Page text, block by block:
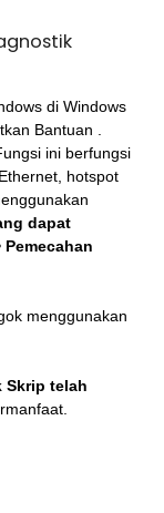
di Windows
Bantuan .
ini berfungsi
hotspot
dapat
Pemecahan
menggunakan
Skrip telah